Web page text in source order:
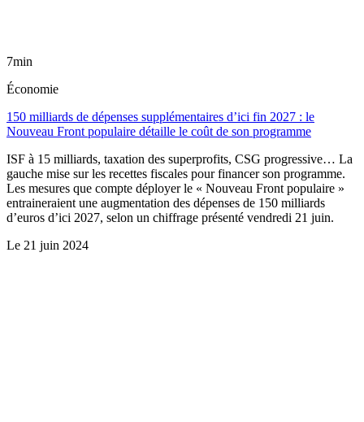
7min
Économie
150 milliards de dépenses supplémentaires d’ici fin 2027 : le
Nouveau Front populaire détaille le coût de son programme
ISF à 15 milliards, taxation des superprofits, CSG progressive… La
gauche mise sur les recettes fiscales pour financer son programme.
Les mesures que compte déployer le « Nouveau Front populaire »
entraineraient une augmentation des dépenses de 150 milliards
d’euros d’ici 2027, selon un chiffrage présenté vendredi 21 juin.
Le 21 juin 2024